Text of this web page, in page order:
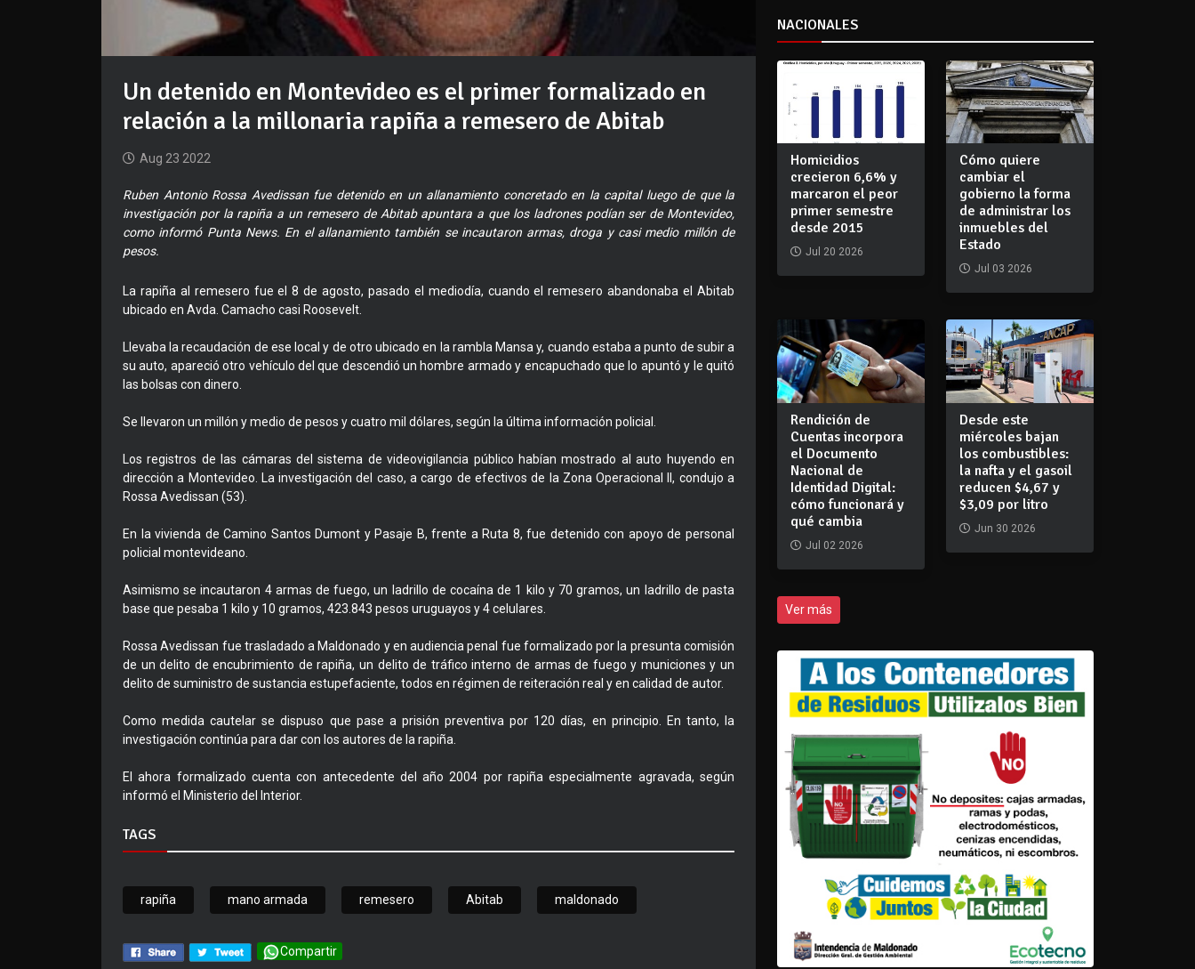
Un detenido en Montevideo es el primer formalizado en
relación a la millonaria rapiña a remesero de Abitab
Aug 23 2022
Ruben Antonio Rossa Avedissan fue detenido en un allanamiento concretado en la capital luego de que la
investigación por la rapiña a un remesero de Abitab apuntara a que los ladrones podían ser de Montevideo,
como informó Punta News. En el allanamiento también se incautaron armas, droga y casi medio millón de
pesos.
La rapiña al remesero fue el 8 de agosto, pasado el mediodía, cuando el remesero abandonaba el Abitab
ubicado en Avda. Camacho casi Roosevelt.
Llevaba la recaudación de ese local y de otro ubicado en la rambla Mansa y, cuando estaba a punto de subir a
su auto, apareció otro vehículo del que descendió un hombre armado y encapuchado que lo apuntó y le quitó
las bolsas con dinero.
Se llevaron un millón y medio de pesos y cuatro mil dólares, según la última información policial.
Los registros de las cámaras del sistema de videovigilancia público habían mostrado al auto huyendo en
dirección a Montevideo. La investigación del caso, a cargo de efectivos de la Zona Operacional II, condujo a
Rossa Avedissan (53).
En la vivienda de Camino Santos Dumont y Pasaje B, frente a Ruta 8, fue detenido con apoyo de personal
policial montevideano.
Asimismo se incautaron 4 armas de fuego, un ladrillo de cocaína de 1 kilo y 70 gramos, un ladrillo de pasta
base que pesaba 1 kilo y 10 gramos, 423.843 pesos uruguayos y 4 celulares.
Rossa Avedissan fue trasladado a Maldonado y en audiencia penal fue formalizado por la presunta comisión
de un delito de encubrimiento de rapiña, un delito de tráfico interno de armas de fuego y municiones y un
delito de suministro de sustancia estupefaciente, todos en régimen de reiteración real y en calidad de autor.
Como medida cautelar se dispuso que pase a prisión preventiva por 120 días, en principio. En tanto, la
investigación continúa para dar con los autores de la rapiña.
El ahora formalizado cuenta con antecedente del año 2004 por rapiña especialmente agravada, según
informó el Ministerio del Interior.
TAGS
rapiña mano armada remesero Abitab maldonado
Compartir
NACIONALES
Homicidios
crecieron 6,6% y
marcaron el peor
primer semestre
desde 2015
Jul 20 2026
Cómo quiere
cambiar el
gobierno la forma
de administrar los
inmuebles del
Estado
Jul 03 2026
Rendición de
Cuentas incorpora
el Documento
Nacional de
Identidad Digital:
cómo funcionará y
qué cambia
Jul 02 2026
Desde este
miércoles bajan
los combustibles:
la nafta y el gasoil
reducen $4,67 y
$3,09 por litro
Jun 30 2026
Ver más